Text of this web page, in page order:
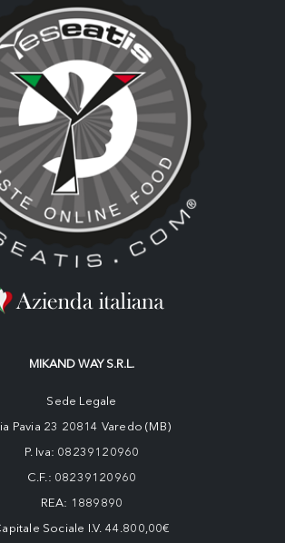
MIKAND WAY S.R.L.
Sede Legale
Pavia 23 20814 Varedo (MB)
P. Iva: 08239120960
C.F.: 08239120960
REA: 1889890
Sociale I.V. 44.800,00€